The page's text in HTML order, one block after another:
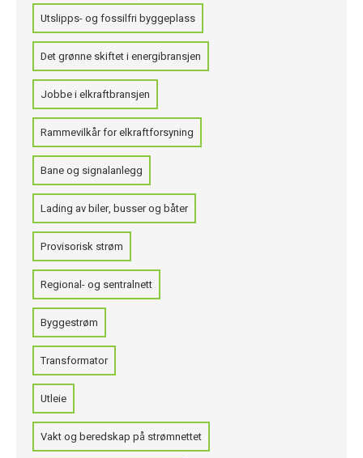
Utslipps- og fossilfri byggeplass
Det grønne skiftet i energibransjen
Jobbe i elkraftbransjen
Rammevilkår for elkraftforsyning
Bane og signalanlegg
Lading av biler, busser og båter
Provisorisk strøm
Regional- og sentralnett
Byggestrøm
Transformator
Utleie
Vakt og beredskap på strømnettet